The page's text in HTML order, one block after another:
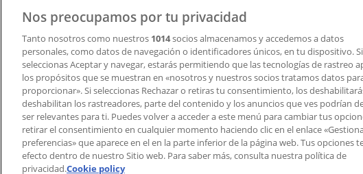
Descargar la APP Tiendeo
Copyright © Tiendeo ® 2026 · Shopfully Marketing S.L.U. – Palau de
Términos y condicionesPolítica de privacidad
Nos preocupamos por tu privacidad
Tanto nosotros como nuestros 1014socios almacenamos y accedemos a datos
personales, como datos de navegación o identificadores únicos, en tu dispositivo. Si
seleccionas Aceptar y navegar, estarás permitiendo que las tecnologías de rastreo
los propósitos que se muestran en «nosotros y nuestros socios tratamos datos
proporcionar». Si seleccionas Rechazar o retiras tu consentimiento, los
deshabilitan los rastreadores, parte del contenido y los anuncios que ves podrían
ser relevantes para ti. Puedes volver a acceder a este menú para cambiar tus
retirar el consentimiento en cualquier momento haciendo clic en el enlace
preferencias» que aparece en el en la parte inferior de la página web. Tus opciones
efecto dentro de nuestro Sitio web. Para saber más, consulta nuestra política de
privacidad.Cookie policy